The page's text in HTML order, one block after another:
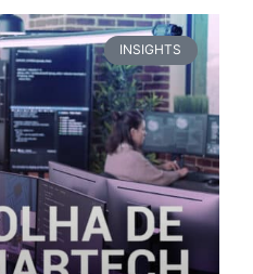
INSIGHTS